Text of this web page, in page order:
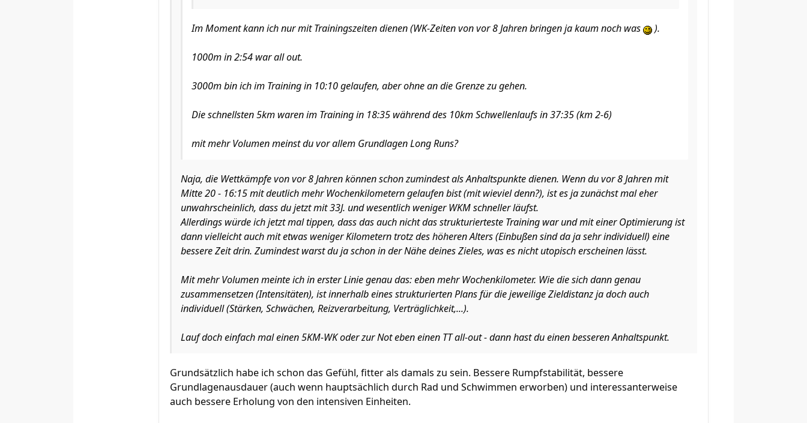
Im Moment kann ich nur mit Trainingszeiten dienen (WK-Zeiten von vor 8 Jahren bringen ja kaum noch was ).
1000m in 2:54 war all out.
3000m bin ich im Training in 10:10 gelaufen, aber ohne an die Grenze zu gehen.
Die schnellsten 5km waren im Training in 18:35 während des 10km Schwellenlaufs in 37:35 (km 2-6)
mit mehr Volumen meinst du vor allem Grundlagen Long Runs?
Naja, die Wettkämpfe von vor 8 Jahren können schon zumindest als Anhaltspunkte dienen. Wenn du vor 8 Jahren mit
Mitte 20 - 16:15 mit deutlich mehr Wochenkilometern gelaufen bist (mit wieviel denn?), ist es ja zunächst mal eher
unwahrscheinlich, dass du jetzt mit 33J. und wesentlich weniger WKM schneller läufst.
Allerdings würde ich jetzt mal tippen, dass das auch nicht das strukturierteste Training war und mit einer Optimierung ist
dann vielleicht auch mit etwas weniger Kilometern trotz des höheren Alters (Einbußen sind da ja sehr individuell) eine
bessere Zeit drin. Zumindest warst du ja schon in der Nähe deines Zieles, was es nicht utopisch erscheinen lässt.
Mit mehr Volumen meinte ich in erster Linie genau das: eben mehr Wochenkilometer. Wie die sich dann genau
zusammensetzen (Intensitäten), ist innerhalb eines strukturierten Plans für die jeweilige Zieldistanz ja doch auch
individuell (Stärken, Schwächen, Reizverarbeitung, Verträglichkeit,...).
Lauf doch einfach mal einen 5KM-WK oder zur Not eben einen TT all-out - dann hast du einen besseren Anhaltspunkt.
Grundsätzlich habe ich schon das Gefühl, fitter als damals zu sein. Bessere Rumpfstabilität, bessere
Grundlagenausdauer (auch wenn hauptsächlich durch Rad und Schwimmen erworben) und interessanterweise
auch bessere Erholung von den intensiven Einheiten.